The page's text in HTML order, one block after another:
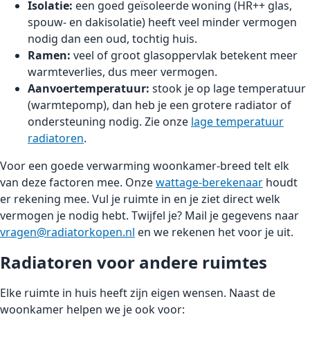
Isolatie: een goed geïsoleerde woning (HR++ glas,
spouw- en dakisolatie) heeft veel minder vermogen
nodig dan een oud, tochtig huis.
Ramen: veel of groot glasoppervlak betekent meer
warmteverlies, dus meer vermogen.
Aanvoertemperatuur: stook je op lage temperatuur
(warmtepomp), dan heb je een grotere radiator of
ondersteuning nodig. Zie onze lage temperatuur
radiatoren.
Voor een goede verwarming woonkamer-breed telt elk
van deze factoren mee. Onzewattage-berekenaar houdt
er rekening mee. Vul je ruimte in en je ziet direct welk
vermogen je nodig hebt. Twijfel je? Mail je gegevens naar
vragen@radiatorkopen.nl en we rekenen het voor je uit.
Radiatoren voor andere ruimtes
Elke ruimte in huis heeft zijn eigen wensen. Naast de
woonkamer helpen we je ook voor: